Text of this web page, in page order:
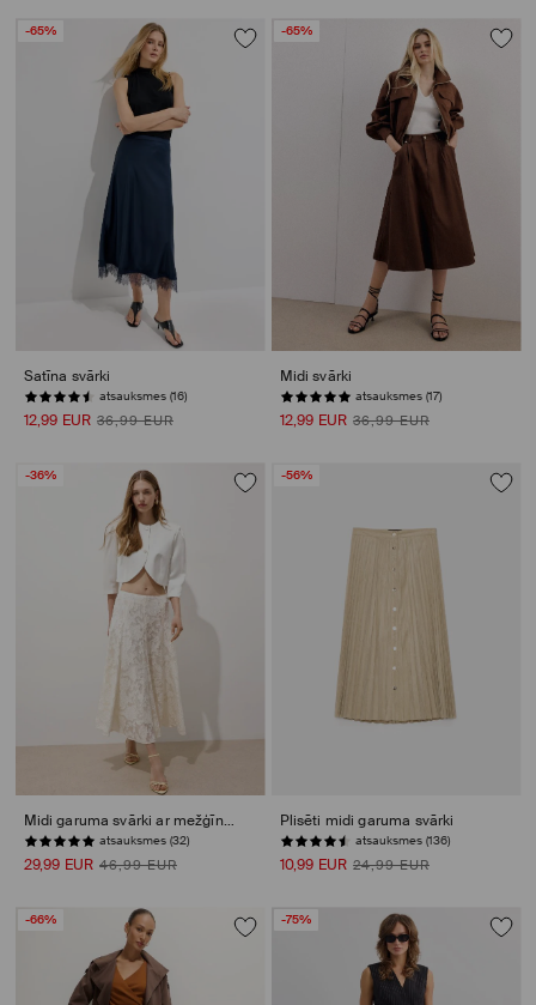
-65%
Satīna svārki
atsauksmes (16)
12,99 EUR 36,99 EUR
-65%
Midi svārki
atsauksmes (17)
12,99 EUR 36,99 EUR
-36%
Midi garuma svārki ar mežģīnes rotājumu
atsauksmes (32)
29,99 EUR 46,99 EUR
-56%
Plisēti midi garuma svārki
atsauksmes (136)
10,99 EUR 24,99 EUR
-66% -75%